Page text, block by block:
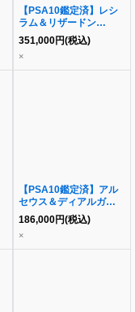
【PSA10鑑定済】レシ
ラム＆リザードン
GX(SA)《SR》
{097/095}[その他]
351,000円(税込)
×
【PSA10鑑定済】アル
セウス＆ディアルガ＆パ
ルキアGX(SA)《SR》
{100/095}[その他]
186,000円(税込)
×